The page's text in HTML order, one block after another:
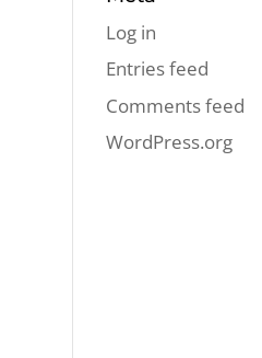
Log in
Entries feed
Comments feed
WordPress.org